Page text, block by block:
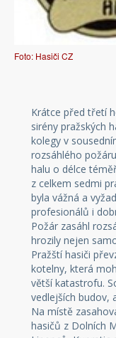
Foto: Hasiči CZ
Krátce před třetí
sirény pražských
kolegy v
rozsáhlého
halu o délce
z celkem sedmi
byla vážná a
profesionálů i
Požár zasáhl
hrozily nejen
Pražští hasiči
kotelny, která
větší katastrofu.
vedlejších budov,
Na místě
hasičů z Dolních